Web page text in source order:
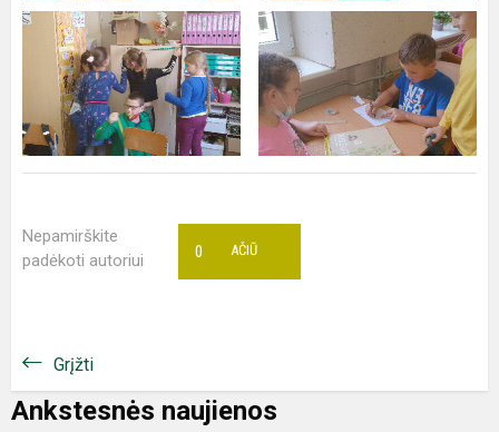
Nepamirškite
padėkoti autoriui
AČIŪ
0
Grįžti
Ankstesnės naujienos